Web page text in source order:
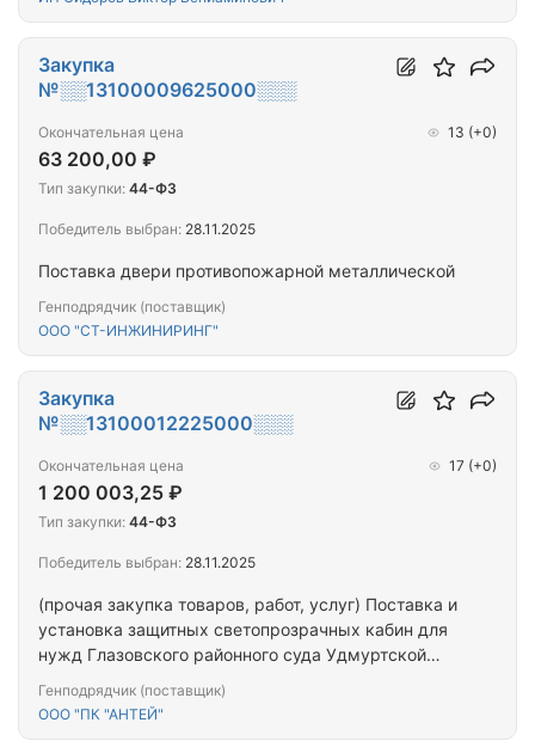
Поставка двери противопожарной металлической
Генподрядчик (поставщик)
ООО "СТ-ИНЖИНИРИНГ"
Закупка
№░░13100009625000░░░
Окончательная цена
63 200,00 ₽
13 (+0)
Тип закупки: 44-ФЗ
Победитель выбран: 28.11.2025
(прочая закупка товаров, работ, услуг) Поставка и
установка защитных светопрозрачных кабин для
нужд Глазовского районного суда Удмуртской
Генподрядчик (поставщик)
ООО "ПК "АНТЕЙ"
Закупка
№░░13100012225000░░░
Окончательная цена
1 200 003,25 ₽
17 (+0)
Тип закупки: 44-ФЗ
Победитель выбран: 28.11.2025